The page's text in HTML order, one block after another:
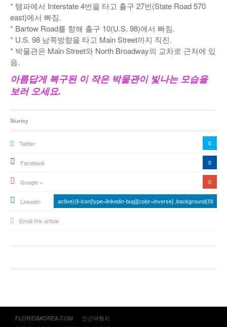
* 탬파에서 Interstate 4번을 타고 출구 27번(State Road 570
east)에서 빠짐.
* Bartow Road를 향해 출구 10(U.S. 98)에서 빠짐.
* U.S. 98 남쪽방향을 타고 Main Street까지 직진.
* 박물관은 Main Street와 North Broadway의 교차로 근처에 있
음.
아름답게 복구된 이 작은 박물관이 빛나는 모습을
보러 오세요.
Sharing
Twitter 0
Facebook 0
Google + 0
Linkedin active){li-icon[type=linkedin-bug][color=inverse] .background{fill
Email this article
FLORIDAKOREA.COM
인근여행지